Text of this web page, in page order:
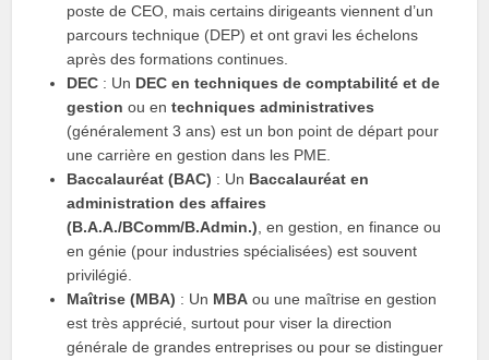
poste de CEO, mais certains dirigeants viennent d’un
parcours technique (DEP) et ont gravi les échelons
après des formations continues.
DEC : Un DEC en techniques de comptabilité et de
gestion ou entechniques administratives
(généralement 3 ans) est un bon point de départ pour
une carrière en gestion dans les PME.
Baccalauréat (BAC) : Un Baccalauréat en
administration des affaires
(B.A.A./BComm/B.Admin.) , en gestion, en finance ou
en génie (pour industries spécialisées) est souvent
privilégié.
Maîtrise (MBA) : Un MBA ou une maîtrise en gestion
est très apprécié, surtout pour viser la direction
générale de grandes entreprises ou pour se distinguer